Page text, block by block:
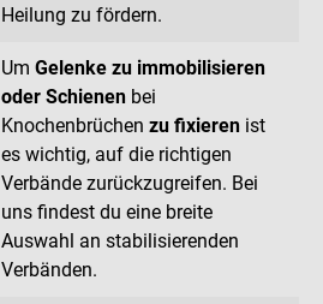
Heilung zu fördern.
Um Gelenke zu immobilisieren
oder Schienen bei
Knochenbrüchen zu fixieren ist
es wichtig, auf die richtigen
Verbände zurückzugreifen. Bei
uns findest du eine breite
Auswahl an stabilisierenden
Verbänden.